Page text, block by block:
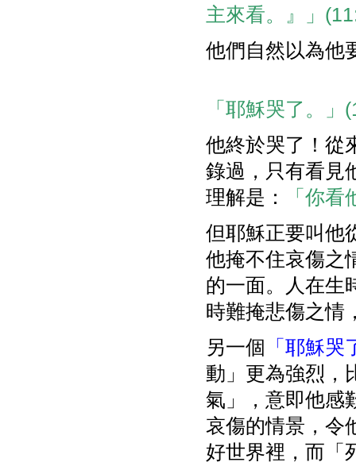
主來看。』」
他們自然以為他
「耶穌哭了。」
他終於哭了！從
錄過，只有看見
理解是：
「你
但耶穌正要叫他
他掩不住哀傷之
的一面。人在生
時難掩悲傷之情
另一個 「耶穌哭
動」更為強烈，
氣」，意即他感
哀傷的情景，令
好世界裡，而「